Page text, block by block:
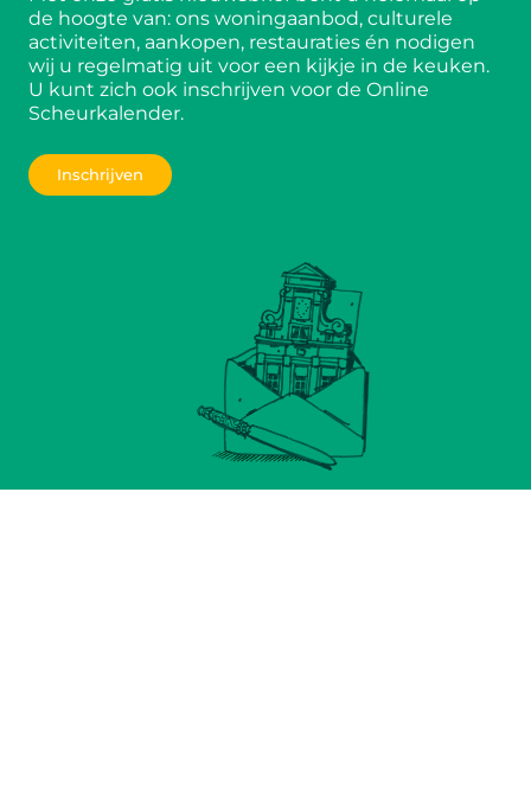
de hoogte van: ons woningaanbod, culturele
activiteiten, aankopen, restauraties én nodigen
wij u regelmatig uit voor een kijkje in de keuken.
U kunt zich ook inschrijven voor de Online
Scheurkalender.
Inschrijven